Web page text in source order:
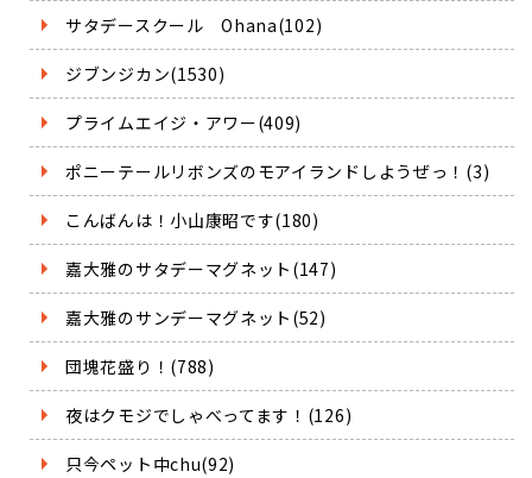
サタデースクール Ohana(102)
ジブンジカン(1530)
プライムエイジ・アワー(409)
ポニーテールリボンズのモアイランドしようぜっ！(3)
こんばんは！小山康昭です(180)
嘉大雅のサタデーマグネット(147)
嘉大雅のサンデーマグネット(52)
団塊花盛り！(788)
夜はクモジでしゃべってます！(126)
只今ペット中chu(92)